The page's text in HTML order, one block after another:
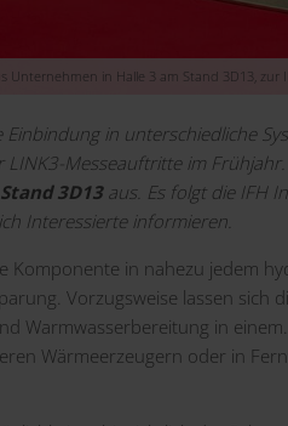
Unternehmen in Halle 3 am Stand 3D13,
in unterschiedliche
Messeauftritte im
3D13aus. Es folgt die IFH
Interessierte informieren.
Komponente in nahezu jedem
Vorzugsweise lassen sich
Warmwasserbereitung in
Wärmeerzeugern oder in